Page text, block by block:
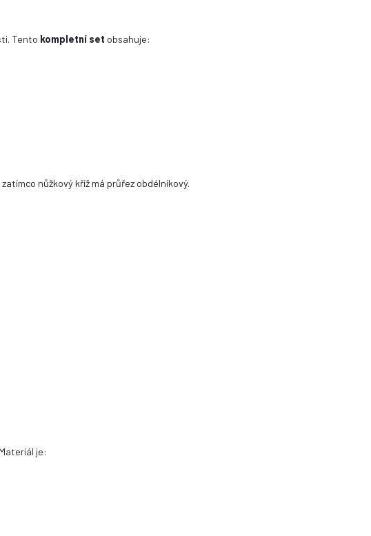
Tento kompletní set obsahuje:
zatímco nůžkový kříž má průřez obdélníkový.
je: